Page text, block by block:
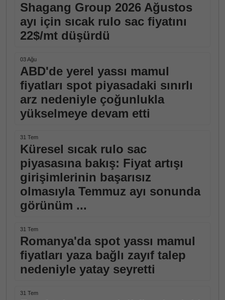
Shagang Group 2026 Ağustos
ayı için sıcak rulo sac fiyatını
22$/mt düşürdü
03 Ağu
ABD'de yerel yassı mamul
fiyatları spot piyasadaki sınırlı
arz nedeniyle çoğunlukla
yükselmeye devam etti
31 Tem
Küresel sıcak rulo sac
piyasasına bakış: Fiyat artışı
girişimlerinin başarısız
olmasıyla Temmuz ayı sonunda
görünüm ...
31 Tem
Romanya'da spot yassı mamul
fiyatları yaza bağlı zayıf talep
nedeniyle yatay seyretti
31 Tem